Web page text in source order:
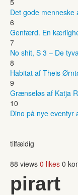
Det gode menneske
6
Genfærd. En
7
No shit, S 3 – De
8
Habitat af Theis
9
Grænseløs af Katja
10
Dino på nye eventyr
tilfældig
88 views 0 likes 0
pirart